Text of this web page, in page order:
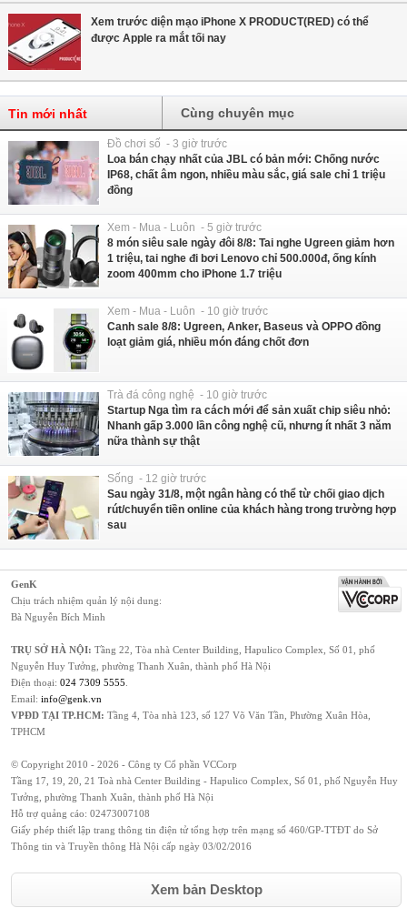
Xem trước diện mạo iPhone X PRODUCT(RED) có thể
được Apple ra mắt tối nay
Tin mới nhất Cùng chuyên mục
Đồ chơi số - 3 giờ trước
Loa bán chạy nhất của JBL có bản mới: Chống nước
IP68, chất âm ngon, nhiều màu sắc, giá sale chỉ 1 triệu
đồng
Xem - Mua - Luôn - 5 giờ trước
8 món siêu sale ngày đôi 8/8: Tai nghe Ugreen giảm hơn
1 triệu, tai nghe đi bơi Lenovo chỉ 500.000đ, ống kính
zoom 400mm cho iPhone 1.7 triệu
Xem - Mua - Luôn - 10 giờ trước
Canh sale 8/8: Ugreen, Anker, Baseus và OPPO đồng
loạt giảm giá, nhiều món đáng chốt đơn
Trà đá công nghệ - 10 giờ trước
Startup Nga tìm ra cách mới để sản xuất chip siêu nhỏ:
Nhanh gấp 3.000 lần công nghệ cũ, nhưng ít nhất 3 năm
nữa thành sự thật
Sống - 12 giờ trước
Sau ngày 31/8, một ngân hàng có thể từ chối giao dịch
rút/chuyển tiền online của khách hàng trong trường hợp
sau
GenK
Chịu trách nhiệm quản lý nội dung:
Bà Nguyễn Bích Minh
TRỤ SỞ HÀ NỘI: Tầng 22, Tòa nhà Center Building, Hapulico Complex, Số 01, phố
Nguyễn Huy Tưởng, phường Thanh Xuân, thành phố Hà Nội
Điện thoại: 024 7309 5555
Email: info@genk.vn
VPĐD TẠI TP.HCM: Tầng 4, Tòa nhà 123, số 127 Võ Văn Tần, Phường Xuân Hòa,
TPHCM
© Copyright 2010 - 2026 - Công ty Cổ phần VCCorp
Tầng 17, 19, 20, 21 Toà nhà Center Building - Hapulico Complex, Số 01, phố Nguyễn Huy
Tưởng, phường Thanh Xuân, thành phố Hà Nội
Hỗ trợ quảng cáo: 02473007108
Giấy phép thiết lập trang thông tin điện tử tổng hợp trên mạng số 460/GP-TTĐT do Sở
Thông tin và Truyền thông Hà Nội cấp ngày 03/02/2016
Xem bản Desktop